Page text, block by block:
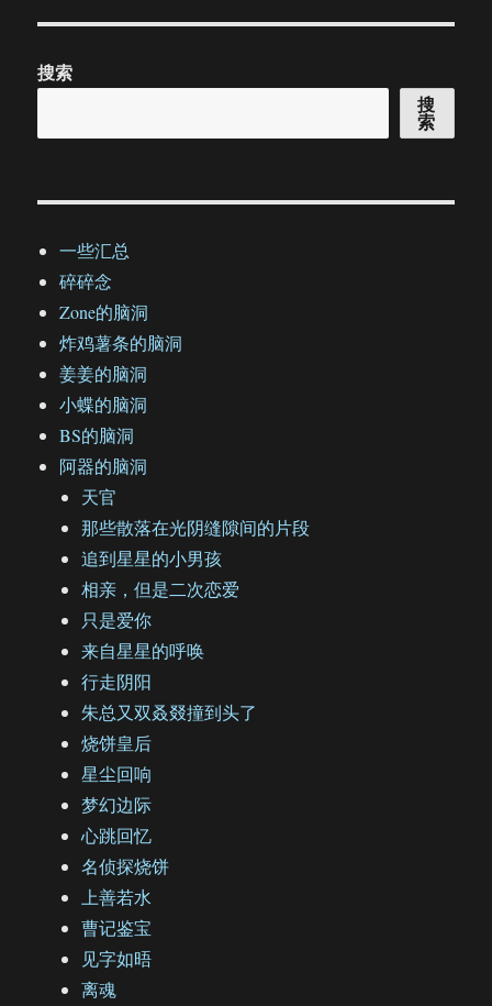
搜索
搜
索
一些汇总
碎碎念
Zone的脑洞
炸鸡薯条的脑洞
姜姜的脑洞
小蝶的脑洞
BS的脑洞
阿器的脑洞
天官
那些散落在光阴缝隙间的片段
追到星星的小男孩
相亲，但是二次恋爱
只是爱你
来自星星的呼唤
行走阴阳
朱总又双叒叕撞到头了
烧饼皇后
星尘回响
梦幻边际
心跳回忆
名侦探烧饼
上善若水
曹记鉴宝
见字如晤
离魂